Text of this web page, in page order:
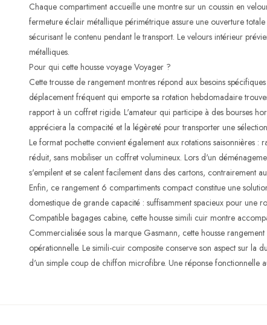
Chaque compartiment accueille une montre sur un coussin en
fermeture éclair métallique périmétrique assure une ouverture
sécurisant le contenu pendant le transport. Le velours intérieur
métalliques.
Pour qui cette housse voyage Voyager ?
Cette trousse de rangement montres répond aux besoins
déplacement fréquent qui emporte sa rotation hebdomadaire
rapport à un coffret rigide. L'amateur qui participe à des bourses
appréciera la compacité et la légèreté pour transporter une
Le format pochette convient également aux rotations saisonnières
réduit, sans mobiliser un coffret volumineux. Lors d'un
s'empilent et se calent facilement dans des cartons, contrairement
Enfin, ce rangement 6 compartiments compact constitue une
domestique de grande capacité : suffisamment spacieux pour une
Compatible bagages cabine, cette housse simili cuir montre
Commercialisée sous la marque Gasmann, cette housse
opérationnelle. Le simili-cuir composite conserve son aspect sur la
d'un simple coup de chiffon microfibre. Une réponse fonctionnelle